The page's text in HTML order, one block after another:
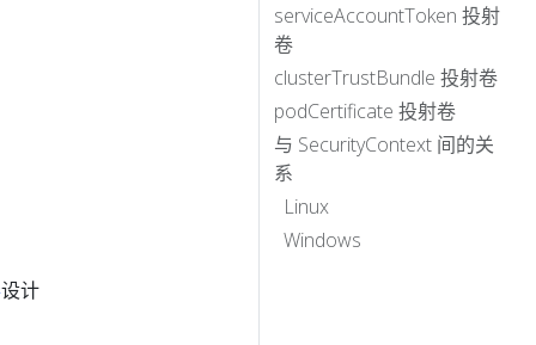
serviceAccountToken 投射
卷
clusterTrustBundle 投射卷
podCertificate 投射卷
与 SecurityContext 间的关
系
Linux
Windows
设计